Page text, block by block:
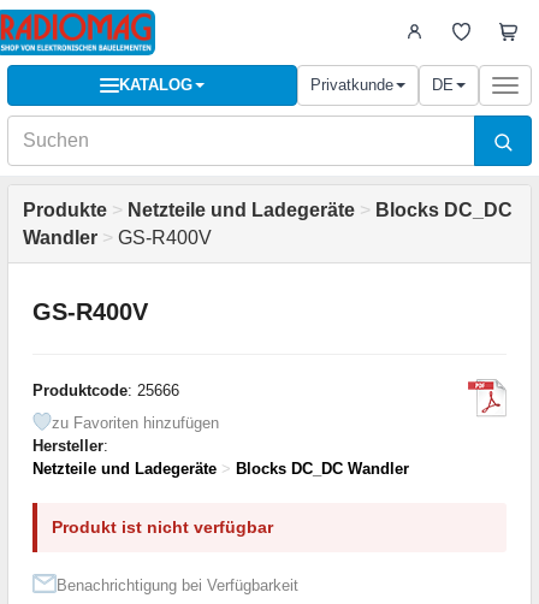
KATALOG Privatkunde DE
Produkte > Netzteile und Ladegeräte > Blocks DC_DC
Wandler > GS-R400V
GS-R400V
Produktcode: 25666
zu Favoriten hinzufügen
Hersteller:
Netzteile und Ladegeräte > Blocks DC_DC Wandler
Produkt ist nicht verfügbar
Benachrichtigung bei Verfügbarkeit